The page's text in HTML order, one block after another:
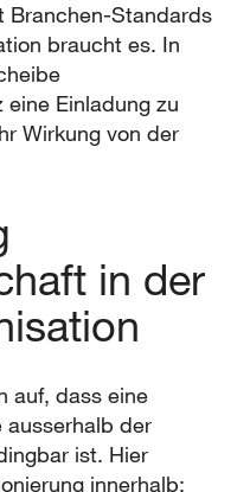
Branchen-Standards
braucht es. In
Einladung zu
Wirkung von der
in der
auf, dass eine
ausserhalb der
ist. Hier
innerhalb: